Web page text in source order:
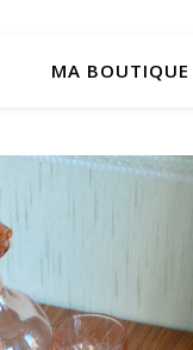
MA BOUTIQUE